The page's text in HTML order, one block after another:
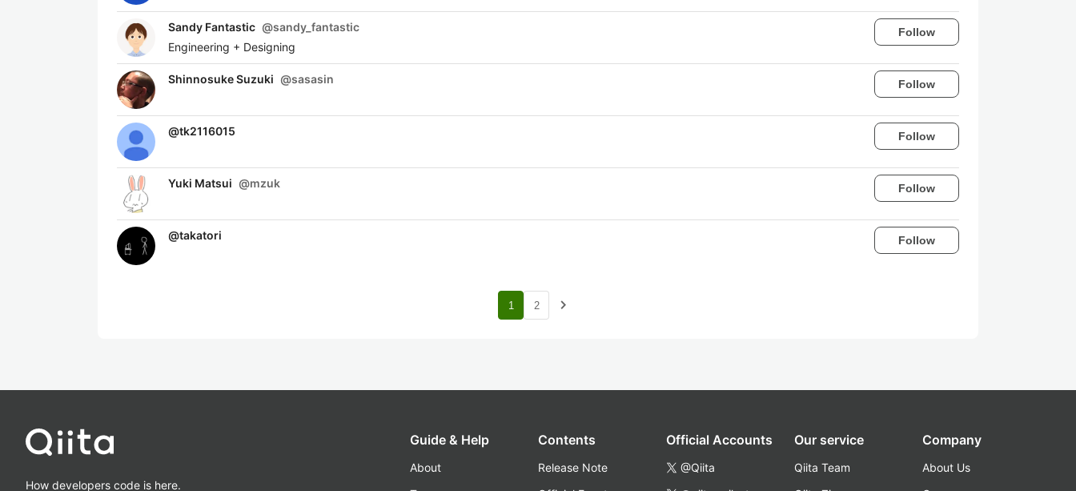
Sandy Fantastic @sandy_fantastic
Engineering + Designing
Follow
Shinnosuke Suzuki @sasasin Follow
@tk2116015 Follow
Yuki Matsui @mzuk Follow
@takatori Follow
1 2 navigate_next
How developers code is here.
Guide & Help
About
Contents
Release Note
Official Accounts
@Qiita
Our service
Qiita Team
Company
About Us